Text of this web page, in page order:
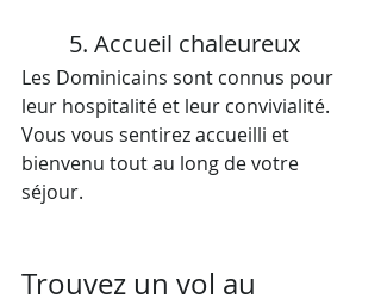
5. Accueil chaleureux
Les Dominicains sont connus pour
leur hospitalité et leur convivialité.
Vous vous sentirez accueilli et
bienvenu tout au long de votre
séjour.
Trouvez un vol au